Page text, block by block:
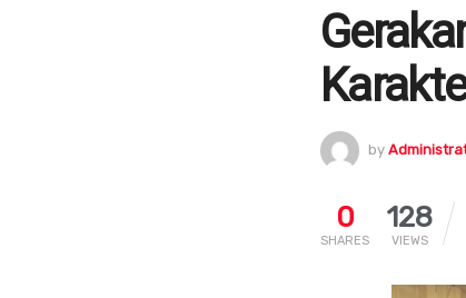
by
0
SHARES
128
VIEWS